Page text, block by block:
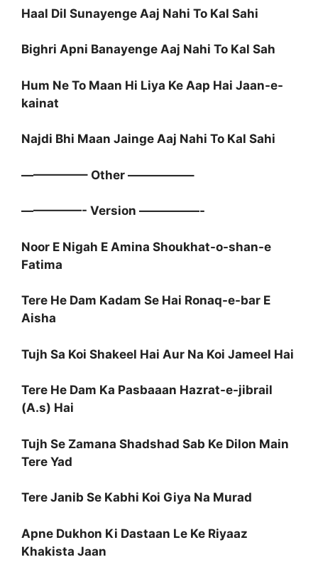
Haal Dil Sunayenge Aaj Nahi To Kal Sahi
Bighri Apni Banayenge Aaj Nahi To Kal Sah
Hum Ne To Maan Hi Liya Ke Aap Hai Jaan-e-
kainat
Najdi Bhi Maan Jainge Aaj Nahi To Kal Sahi
—————– Other —————–
—————- Version —————-
Noor E Nigah E Amina Shoukhat-o-shan-e
Fatima
Tere He Dam Kadam Se Hai Ronaq-e-bar E
Aisha
Tujh Sa Koi Shakeel Hai Aur Na Koi Jameel Hai
Tere He Dam Ka Pasbaaan Hazrat-e-jibrail
(A.s) Hai
Tujh Se Zamana Shadshad Sab Ke Dilon Main
Tere Yad
Tere Janib Se Kabhi Koi Giya Na Murad
Apne Dukhon Ki Dastaan Le Ke Riyaaz
Khakista Jaan